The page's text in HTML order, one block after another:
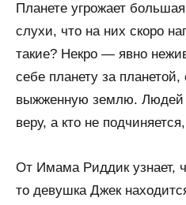
Планете угрожает
слухи, что на них скоро
такие? Некро — явно
себе планету за планетой,
выжженную землю. Людей
веру, а кто не
От Имама Риддик узнает,
то девушка Джек